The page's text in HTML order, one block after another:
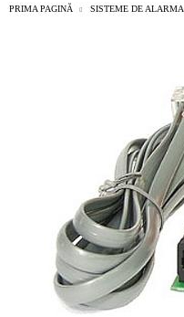
PRIMA PAGINĂ SISTEME DE ALARMA